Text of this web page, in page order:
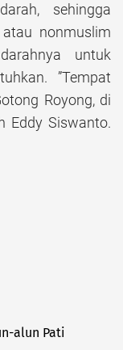
sehingga
nonmuslim
untuk
”Tempat
Royong, di
Eddy Siswanto.
alun Pati